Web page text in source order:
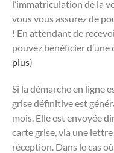
l’immatriculation de la
vous vous assurez de
! En attendant de
pouvez bénéficier
plus)
Si la démarche en ligne
grise définitive est
mois. Elle est envoyée
carte grise, via une
réception. Dans le cas